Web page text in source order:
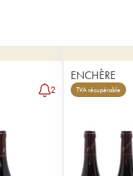
2
ENCHÈRE
TVA récupérable